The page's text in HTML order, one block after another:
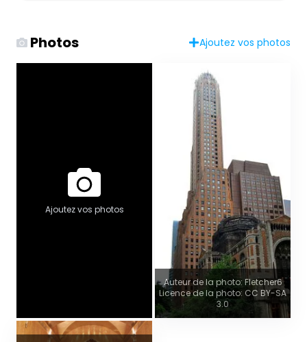
Photos Ajoutez vos photos
Ajoutez vos photos
Auteur de la photo: Fletcher6
Licence de la photo: CC BY-SA
3.0